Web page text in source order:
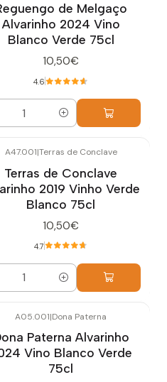
de Melgaço
Alvarinho 2024 Vino
Blanco Verde 75cl
10,50€
4.6
A47.001|Terras de Conclave
Terras de Conclave
2019 Vinho Verde
Blanco 75cl
10,50€
4.7
A05.001|Dona Paterna
Paterna Alvarinho
Vino Blanco Verde
75cl